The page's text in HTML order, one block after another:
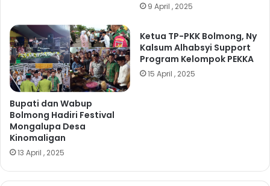
9 April , 2025
Bupati dan Wabup
Bolmong Hadiri Festival
Mongalupa Desa
Kinomaligan
13 April , 2025
Ketua TP-PKK Bolmong, Ny
Kalsum Alhabsyi Support
Program Kelompok PEKKA
15 April , 2025